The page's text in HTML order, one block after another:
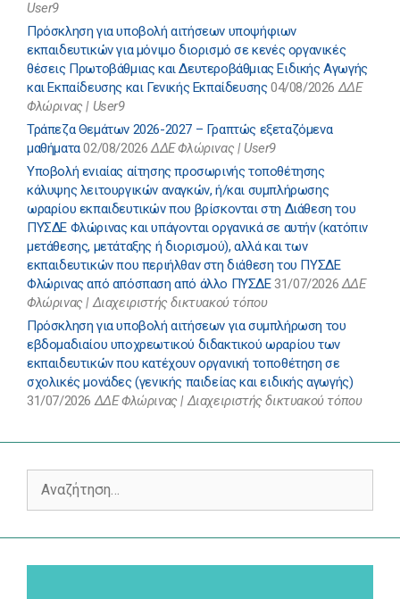
User9
Πρόσκληση για υποβολή αιτήσεων υποψήφιων
εκπαιδευτικών για μόνιμο διορισμό σε κενές οργανικές
θέσεις Πρωτοβάθμιας και Δευτεροβάθμιας Ειδικής Αγωγής
και Εκπαίδευσης και Γενικής Εκπαίδευσης 04/08/2026 ΔΔΕ
Φλώρινας | User9
Τράπεζα Θεμάτων 2026-2027 – Γραπτώς εξεταζόμενα
μαθήματα 02/08/2026 ΔΔΕ Φλώρινας | User9
Υποβολή ενιαίας αίτησης προσωρινής τοποθέτησης
κάλυψης λειτουργικών αναγκών, ή/και συμπλήρωσης
ωραρίου εκπαιδευτικών που βρίσκονται στη Διάθεση του
ΠΥΣΔΕ Φλώρινας και υπάγονται οργανικά σε αυτήν (κατόπιν
μετάθεσης, μετάταξης ή διορισμού), αλλά και των
εκπαιδευτικών που περιήλθαν στη διάθεση του ΠΥΣΔΕ
Φλώρινας από απόσπαση από άλλο ΠΥΣΔΕ 31/07/2026 ΔΔΕ
Φλώρινας | Διαχειριστής δικτυακού τόπου
Πρόσκληση για υποβολή αιτήσεων για συμπλήρωση του
εβδομαδιαίου υποχρεωτικού διδακτικού ωραρίου των
εκπαιδευτικών που κατέχουν οργανική τοποθέτηση σε
σχολικές μονάδες (γενικής παιδείας και ειδικής αγωγής)
31/07/2026 ΔΔΕ Φλώρινας | Διαχειριστής δικτυακού τόπου
για: